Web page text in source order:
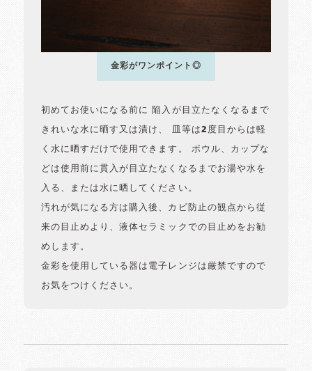
金彩がワンポイント◎
初めてお使いになる前に 陥入が目立たなくなるまで
きれいな水に晒す又は漬け、 皿等は2度目からは軽
く水に晒すだけで使用できます。 ボウル、カップな
どは使用前に貫入が目立たなくなるまでお湯や水を
入る、または水に晒してください。
汚れが気になる方は購入後、カビ防止の観点から従
来の目止めより、液体セラミックでの目止めをお勧
めします。
金彩を使用している器は電子レンジは厳禁ですので
お気をつけください。